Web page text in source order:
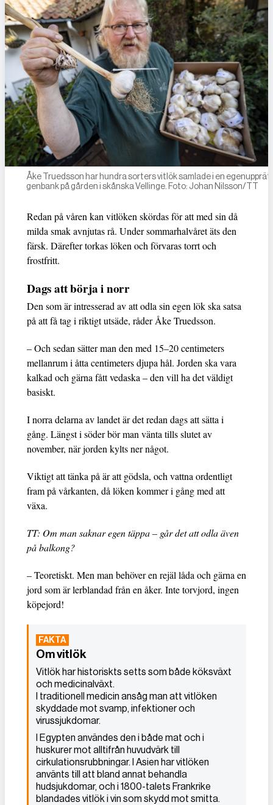
Åke Truedsson har hundra sorters vitlök samlade i en
genbank på gården i skånska Vellinge. Foto: Johan Nilsson/TT
Redan på våren kan vitlöken skördas för att med sin då
milda smak avnjutas rå. Under sommarhalvåret äts den
färsk. Därefter torkas löken och förvaras torrt och
frostfritt.
Dags att börja i norr
Den som är intresserad av att odla sin egen lök ska satsa
på att få tag i riktigt utsäde, råder Åke Truedsson.
– Och sedan sätter man den med 15–20 centimeters
mellanrum i åtta centimeters djupa hål. Jorden ska vara
kalkad och gärna fått vedaska – den vill ha det väldigt
basiskt.
I norra delarna av landet är det redan dags att sätta i
gång. Längst i söder bör man vänta tills slutet av
november, när jorden kylts ner något.
Viktigt att tänka på är att gödsla, och vattna ordentligt
fram på vårkanten, då löken kommer i gång med att
växa.
TT: Om man saknar egen täppa – går det att odla även
på balkong?
– Teoretiskt. Men man behöver en rejäl låda och gärna en
jord som är lerblandad från en åker. Inte torvjord, ingen
köpejord!
Om vitlök
Vitlök har historiskts setts som både köksväxt
och medicinalväxt.
I traditionell medicin ansåg man att vitlöken
skyddade mot svamp, infektioner och
virussjukdomar.
I Egypten användes den i både mat och i
huskurer mot alltifrån huvudvärk till
cirkulationsrubbningar. I Asien har vitlöken
använts till att bland annat behandla
hudsjukdomar, och i 1800-talets Frankrike
blandades vitlök i vin som skydd mot smitta.